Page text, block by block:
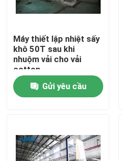
Máy Stenter vải
Máy sấy dệt
Máy dệt hoàn thiện
Máy thiết lập nhiệt sấy
khô 50T sau khi
nhuộm vải cho vải
cotton
Gửi yêu cầu